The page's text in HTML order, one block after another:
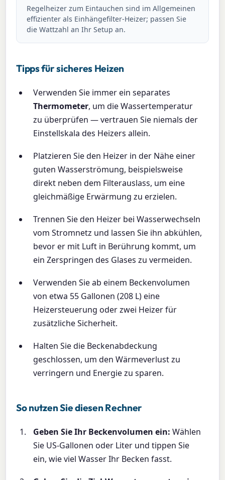
Regelheizer zum Eintauchen sind im Allgemeinen
effizienter als Einhängefilter-Heizer; passen Sie
die Wattzahl an Ihr Setup an.
Tipps für sicheres Heizen
Verwenden Sie immer ein separates
Thermometer, um die Wassertemperatur
zu überprüfen — vertrauen Sie niemals der
Einstellskala des Heizers allein.
Platzieren Sie den Heizer in der Nähe einer
guten Wasserströmung, beispielsweise
direkt neben dem Filterauslass, um eine
gleichmäßige Erwärmung zu erzielen.
Trennen Sie den Heizer bei Wasserwechseln
vom Stromnetz und lassen Sie ihn abkühlen,
bevor er mit Luft in Berührung kommt, um
ein Zerspringen des Glases zu vermeiden.
Verwenden Sie ab einem Beckenvolumen
von etwa 55 Gallonen (208 L) eine
Heizersteuerung oder zwei Heizer für
zusätzliche Sicherheit.
Halten Sie die Beckenabdeckung
geschlossen, um den Wärmeverlust zu
verringern und Energie zu sparen.
So nutzen Sie diesen Rechner
Geben Sie Ihr Beckenvolumen ein: Wählen
Sie US-Gallonen oder Liter und tippen Sie
ein, wie viel Wasser Ihr Becken fasst.